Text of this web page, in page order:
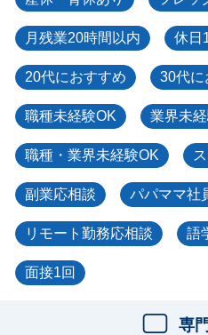
月残業20時間以内 休日
20代におすすめ 30代に
職種未経験OK 業界未
職種・業界未経験OK
副業応相談 パパママ社
リモート勤務応相談 語
面接1回
専